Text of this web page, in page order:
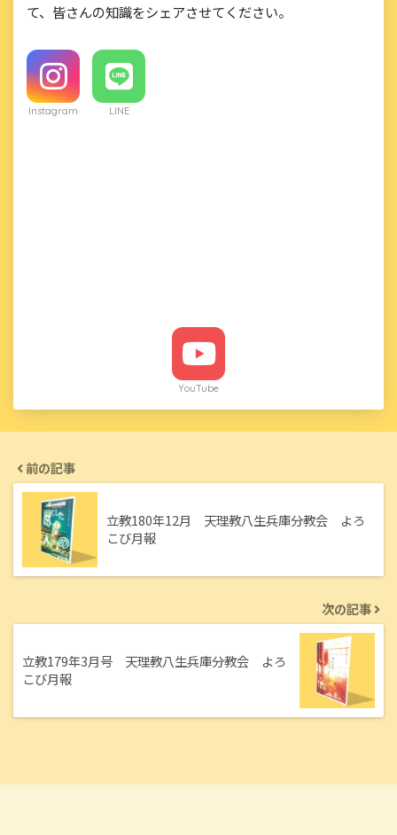
て、皆さんの知識をシェアさせてください。
Instagram LINE
YouTube
前の記事
立教180年12月 天理教八生兵庫分教会 よろ
こび月報
次の記事
立教179年3月号 天理教八生兵庫分教会 よろ
こび月報